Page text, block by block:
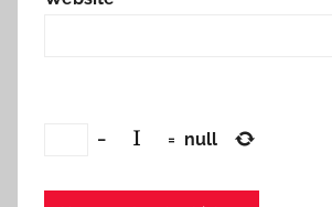
− = null